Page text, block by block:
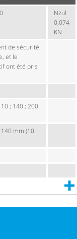
Nzul
0,074
KN
de sécurité
et le
ont été pris
; 140 ; 200
mm (10